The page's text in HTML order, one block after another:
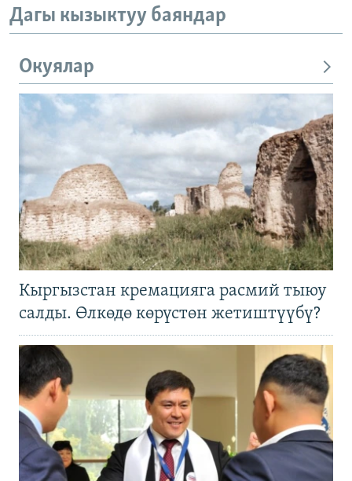
Дагы кызыктуу баяндар
Окуялар
Кыргызстан кремацияга расмий тыюу
салды. Өлкөдө көрүстөн жетиштүүбү?